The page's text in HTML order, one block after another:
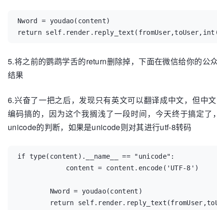
return u'对不起，您输入的单词%s无法翻译，请检查
Nword = youdao(content)
return
5.将之前的鹦鹉学舌的return删除掉，下面在微信给你的公
结果
6.兴奋了一把之后，发现只有英文可以翻译成中文，但中
编码搞的，因为这个我搁浅了一段时间，今天终于搞定
unicode的判断，如果是unicode则对其进行utf-8转码
if type(content).__name__ == "unicode":
content = content.encode('UTF-8')
Nword = youdao(content)
return